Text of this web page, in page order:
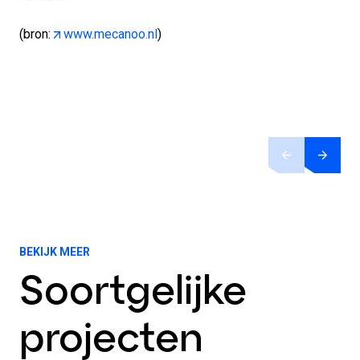
(bron: www.mecanoo.nl)
BEKIJK MEER
Soortgelijke
projecten